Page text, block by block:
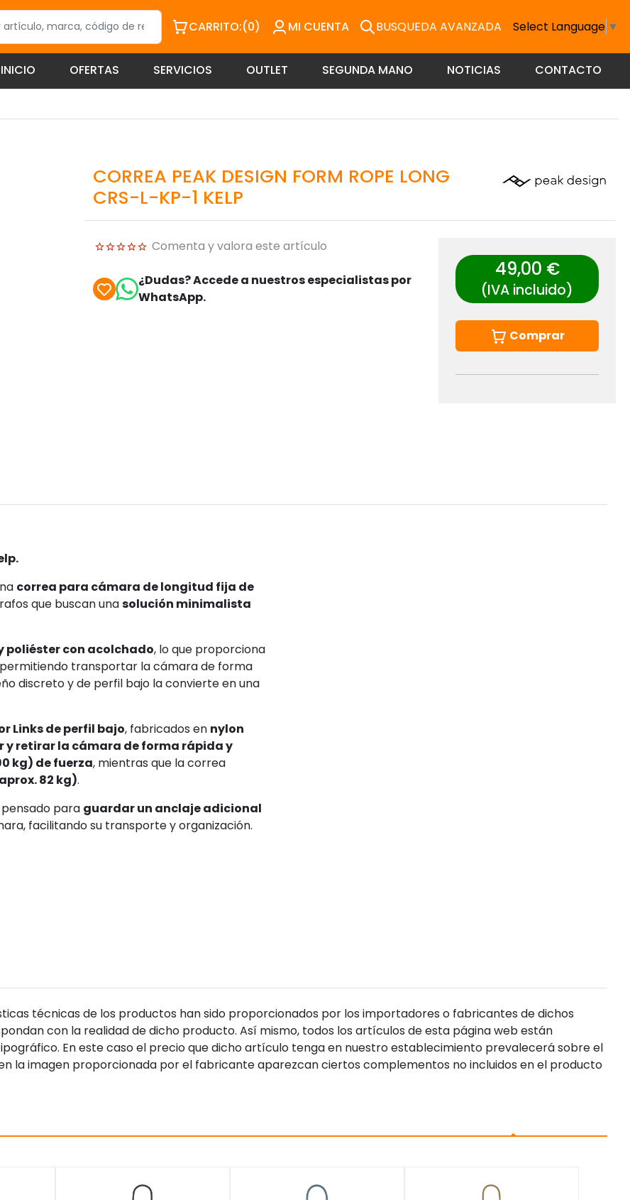
CARRITO:(0) MI CUENTA BUSQUEDA AVANZADA Select Language ▼
INICIO OFERTAS SERVICIOS OUTLET SEGUNDA MANO NOTICIAS CONTACTO
CORREA PEAK DESIGN FORM ROPE LONG
CRS-L-KP-1 KELP
Comenta y valora este artículo
¿Dudas? Accede a nuestros especialistas por
WhatsApp.
49,00 €
(IVA incluido)
Comprar
correa para cámara de longitud fija de
que buscan unasolución minimalista
poliéster con acolchado, lo que proporciona
transportar la cámara de forma
discreto y de perfil bajo la convierte en una
Links de perfil bajo, fabricados en nylon
y retirar la cámara de forma rápida y
kg) de fuerza, mientras que la correa
82 kg).
pensado para guardar un anclaje adicional
facilitando su transporte y organización.
técnicas de los productos han sido proporcionados por los importadores o fabricantes de dichos
con la realidad de dicho producto. Así mismo, todos los artículos de esta página web están
En este caso el precio que dicho artículo tenga en nuestro establecimiento prevalecerá sobre el
la imagen proporcionada por el fabricante aparezcan ciertos complementos no incluidos en el producto